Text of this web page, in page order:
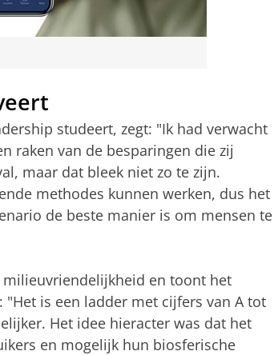
studeert, zegt: "Ik had verwacht
raken van de besparingen die zij
maar dat bleek niet zo te zijn.
methodes kunnen werken, dus het
de beste manier is om mensen te
en toont het
is een ladder met cijfers van A tot
Het idee hieracter was dat het
en mogelijk hun biosferische